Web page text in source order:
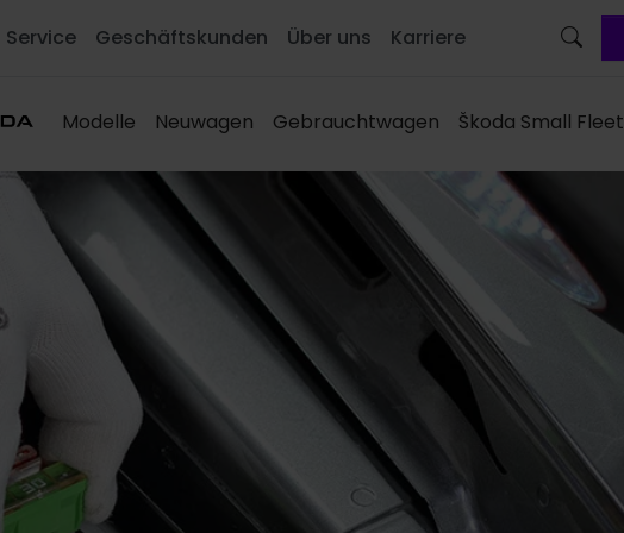
Service Geschäftskunden Über uns Karriere
Modelle Neuwagen Gebrauchtwagen Škoda Small Fleet